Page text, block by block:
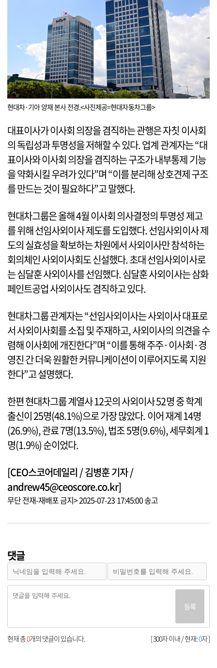
현대차·기아 양재 본사 전경.<사진제공=현대자동차그룹>
대표이사가 이사회 의장을 겸직하는 관행은 자칫 이사회
의 독립성과 투명성을 저해할 수 있다. 업계 관계자는 “대
표이사와 이사회 의장을 겸직하는 구조가 내부통제 기능
을 약화시킬 우려가 있다”며 “이를 분리해 상호견제 구조
를 만드는 것이 필요하다”고 말했다.
현대차그룹은 올해 4월 이사회 의사결정의 투명성 제고
를 위해 선임사외이사 제도를 도입했다. 선임사외이사 제
도의 실효성을 확보하는 차원에서 사외이사만 참석하는
회의체인 사외이사회도 신설했다. 초대 선임사외이사로
는 심달훈 사외이사를 선임했다. 심달훈 사외이사는 삼화
페인트공업 사외이사도 겸직하고 있다.
현대차그룹 관계자는 “선임사외이사는 사외이사 대표로
서 사외이사회를 소집 및 주재하고, 사외이사의 의견을 수
렴해 이사회에 개진한다”며 “이를 통해 주주·이사회·경
영진 간 더욱 원활한 커뮤니케이션이 이루어지도록 지원
한다”고 설명했다.
한편 현대차그룹 계열사 12곳의 사외이사 52명 중 학계
출신이 25명(48.1%)으로 가장 많았다. 이어 재계 14명
(26.9%), 관료 7명(13.5%), 법조 5명(9.6%), 세무회계 1
명(1.9%) 순이었다.
[CEO스코어데일리 / 김병훈 기자 /
andrew45@ceoscore.co.kr]
무단 전재-재배포 금지> 2025-07-23 17:45:00 송고
댓글
등록
[ 300자 이내 / 현재:0자 ]
현재 총0개의 댓글이 있습니다.